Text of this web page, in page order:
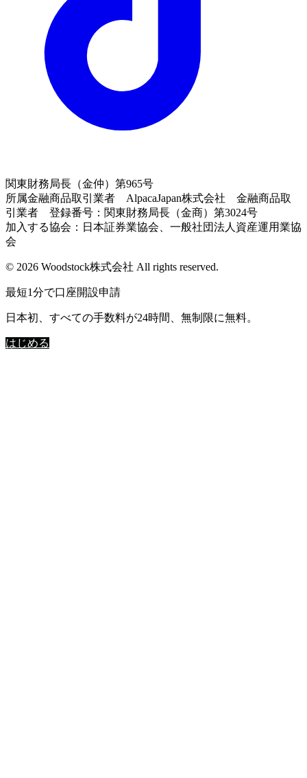
関東財務局長（金仲）第965号
所属金融商品取引業者 AlpacaJapan株式会社 金融商品取
引業者 登録番号：関東財務局長（金商）第3024号
加入する協会：日本証券業協会、一般社団法人資産運用業協
会
© 2026 Woodstock株式会社 All rights reserved.
最短1分で口座開設申請
日本初、すべての手数料が24時間、無制限に無料。
はじめる